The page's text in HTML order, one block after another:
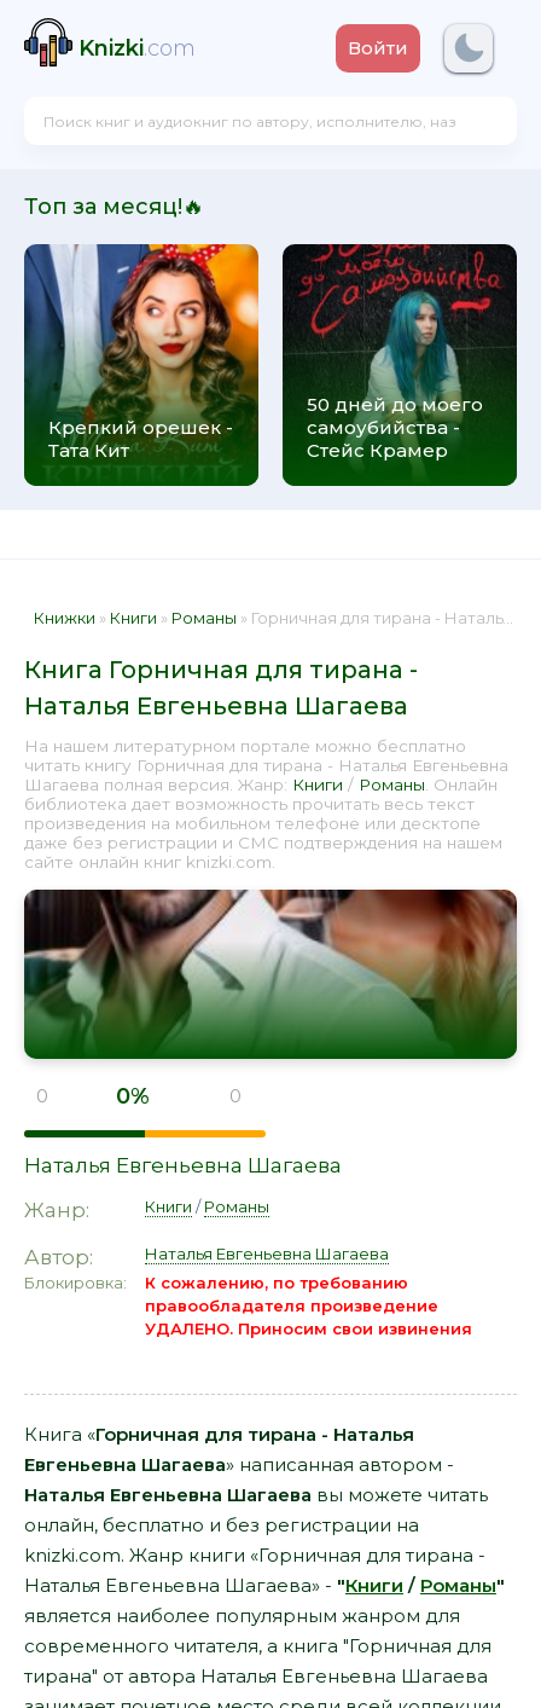
Knizki.com Войти
Топ за месяц!🔥
Крепкий орешек -
Тата Кит
50 дней до моего
самоубийства -
Стейс Крамер
Книжки » Книги » Романы » Горничная для тирана - Наталья Евгеньевна Шагаева 📕 - Книга онлайн бесплатно
Книга Горничная для тирана -
Наталья Евгеньевна Шагаева
На нашем литературном портале можно бесплатно
читать книгу Горничная для тирана - Наталья Евгеньевна
Шагаева полная версия. Жанр: Книги / Романы . Онлайн
библиотека дает возможность прочитать весь текст
произведения на мобильном телефоне или десктопе
даже без регистрации и СМС подтверждения на нашем
сайте онлайн книг knizki.com.
0 0% 0
Наталья Евгеньевна Шагаева
Жанр:
Книги /Романы
Автор:
Наталья Евгеньевна Шагаева
Блокировка:
К сожалению, по требованию
правообладателя произведение
УДАЛЕНО. Приносим свои извинения
Книга «Горничная для тирана - Наталья
Евгеньевна Шагаева» написанная автором -
Наталья Евгеньевна Шагаева вы можете читать
онлайн, бесплатно и без регистрации на
knizki.com. Жанр книги «Горничная для тирана -
Наталья Евгеньевна Шагаева» - "Книги / Романы"
является наиболее популярным жанром для
современного читателя, а книга "Горничная для
тирана" от автора Наталья Евгеньевна Шагаева